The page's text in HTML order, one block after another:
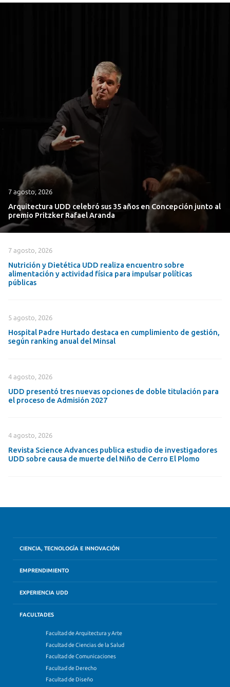
7 agosto, 2026
Arquitectura UDD celebró sus 35 años en Concepción junto al
premio Pritzker Rafael Aranda
7 agosto, 2026
Nutrición y Dietética UDD realiza encuentro sobre
alimentación y actividad física para impulsar políticas
públicas
5 agosto, 2026
Hospital Padre Hurtado destaca en cumplimiento de gestión,
según ranking anual del Minsal
4 agosto, 2026
UDD presentó tres nuevas opciones de doble titulación para
el proceso de Admisión 2027
4 agosto, 2026
Revista Science Advances publica estudio de investigadores
UDD sobre causa de muerte del Niño de Cerro El Plomo
CIENCIA, TECNOLOGÍA E INNOVACIÓN
EMPRENDIMIENTO
EXPERIENCIA UDD
FACULTADES
Facultad de Arquitectura y Arte
Facultad de Ciencias de la Salud
Facultad de Comunicaciones
Facultad de Derecho
Facultad de Diseño